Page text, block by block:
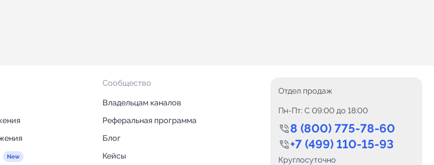
Сообщество
Владельцам каналов
Реферальная программа
Блог
Кейсы
Отдел продаж
Пн-Пт: C 09:00 до 18:00
8 (800) 775-78-60
+7 (499) 110-15-93
Круглосуточно